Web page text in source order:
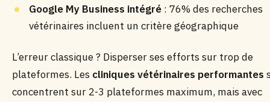
Google My Business intégré : 76% des recherches
vétérinaires incluent un critère géographique
L’erreur classique ? Disperser ses efforts sur trop de
plateformes. Les cliniques vétérinaires performantes
concentrent sur 2-3 plateformes maximum, mais avec